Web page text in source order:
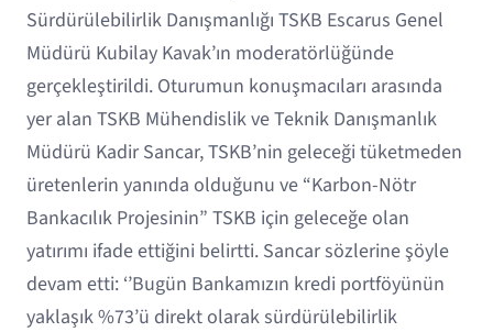
Sürdürülebilirlik Danışmanlığı TSKB Escarus Genel
Müdürü Kubilay Kavak’ın moderatörlüğünde
gerçekleştirildi. Oturumun konuşmacıları arasında
yer alan TSKB Mühendislik ve Teknik Danışmanlık
Müdürü Kadir Sancar, TSKB’nin geleceği tüketmeden
üretenlerin yanında olduğunu ve “Karbon-Nötr
Bankacılık Projesinin” TSKB için geleceğe olan
yatırımı ifade ettiğini belirtti. Sancar sözlerine şöyle
devam etti: ‘’Bugün Bankamızın kredi portföyünün
yaklaşık %73’ü direkt olarak sürdürülebilirlik